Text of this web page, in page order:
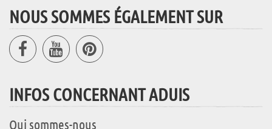
NOUS SOMMES ÉGALEMENT SUR
INFOS CONCERNANT ADUIS
Qui sommes-nous